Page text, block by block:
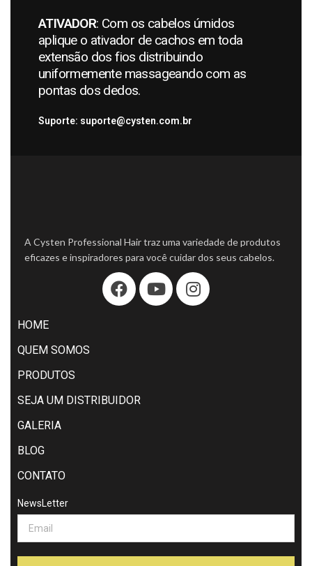
ATIVADOR: Com os cabelos úmidos
aplique o ativador de cachos em toda
extensão dos fios distribuindo
uniformemente massageando com as
pontas dos dedos.
Suporte: suporte@cysten.com.br
A Cysten Professional Hair traz uma variedade de produtos
eficazes e inspiradores para você cuidar dos seus cabelos.
HOME
QUEM SOMOS
PRODUTOS
SEJA UM DISTRIBUIDOR
GALERIA
BLOG
CONTATO
NewsLetter